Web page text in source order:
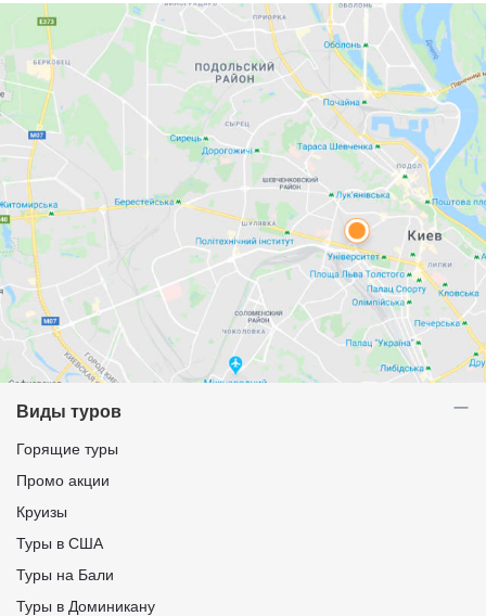
Виды туров
Горящие туры
Промо акции
Круизы
Туры в США
Туры на Бали
Туры в Доминикану